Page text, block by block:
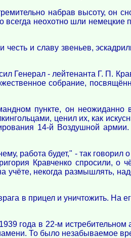
набрав высоту, он
всегда неохотно шли
и славу звеньев,
Генерал - лейтенанта Г. П.
собрание,
пункте, он неожиданно
ценил их, как
14-й Воздушной
работа будет," - так говорил
Кравченко спросили, о
учёте, некогда размышлять,
в прицел и уничтожить. На
года в 22-м истребительном
То было незабываемое